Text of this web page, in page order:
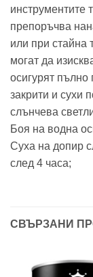
инструментите
препоръчва
или при стайна
могат да
осигурят пълно
закрити и сухи
слънчева
Боя на водна
Суха на допир
след 4 часа;
СВЪРЗАНИ